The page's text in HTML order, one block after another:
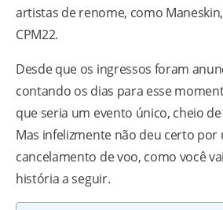
artistas de renome, como
CPM22.
Desde que os ingressos foram
contando os dias para esse
que seria um evento único, cheio
Mas infelizmente não deu certo
cancelamento de voo, como você
história a seguir.